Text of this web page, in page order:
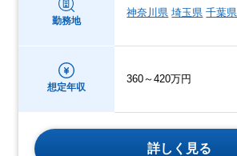
勤務地
神奈川県 埼玉県 千葉県
想定年収
360～420万円
詳しく見る